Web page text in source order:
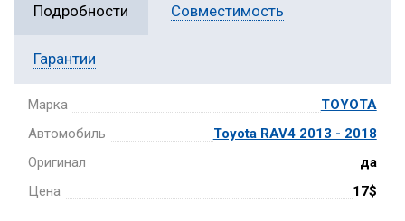
Подробности Совместимость
Гарантии
Марка
TOYOTA
Автомобиль
Toyota RAV4 2013 - 2018
Оригинал
да
Цена
17$